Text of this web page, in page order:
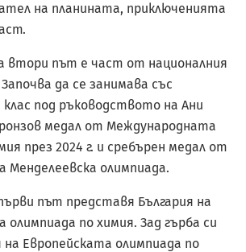
на планината, приключенията
втори път е част от националния
да се занимава със
клас под ръководството на Ани
медал от Международната
през 2024 г. и сребърен медал от
Менделеевска олимпиада.
път представя България на
по химия. Зад гърба си
Европейската олимпиада по